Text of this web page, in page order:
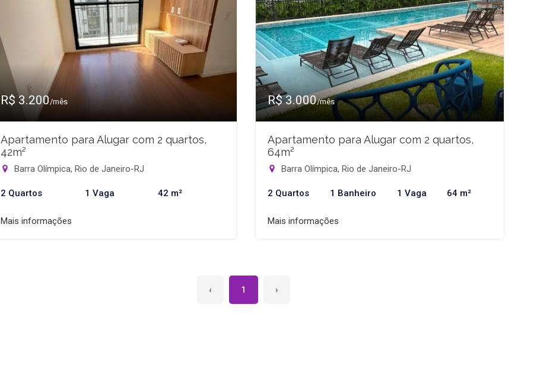
R$ 3.200/mês
Apartamento para Alugar com 2 quartos,
42m²
Barra Olímpica, Rio de Janeiro-RJ
2 Quartos 1 Vaga 42 m²
Mais informações
R$ 3.000/mês
Apartamento para Alugar com 2 quartos,
64m²
Barra Olímpica, Rio de Janeiro-RJ
2 Quartos 1 Banheiro 1 Vaga 64 m²
Mais informações
‹ 1 ›